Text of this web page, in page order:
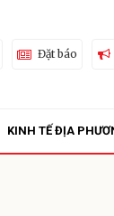
Đặt báo
KINH TẾ ĐỊA